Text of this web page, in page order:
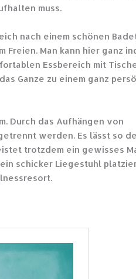
muss.
nach einem schönen
Freien. Man kann hier ganz
Essbereich mit
Ganze zu einem ganz
Durch das Aufhängen von
werden. Es lässt so
trotzdem ein gewisses
schicker Liegestuhl